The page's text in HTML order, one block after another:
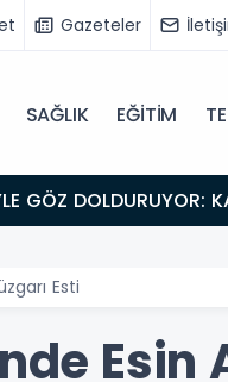
Gazeteler
SAĞLIK EĞİTİM
Esti
Esin